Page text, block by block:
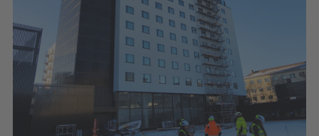
avautui
–
useita
Solwers-
yhtiöitä